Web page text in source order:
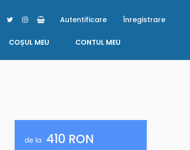
Autentificare Înregistrare
COȘUL MEU CONTUL MEU
de la 410 RON